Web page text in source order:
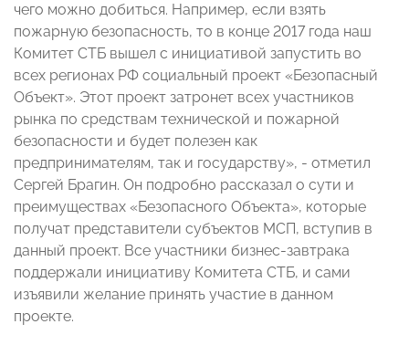
чего можно добиться. Например, если взять
пожарную безопасность, то в конце 2017 года наш
Комитет СТБ вышел с инициативой запустить во
всех регионах РФ социальный проект «Безопасный
Объект». Этот проект затронет всех участников
рынка по средствам технической и пожарной
безопасности и будет полезен как
предпринимателям, так и государству», - отметил
Сергей Брагин. Он подробно рассказал о сути и
преимуществах «Безопасного Объекта», которые
получат представители субъектов МСП, вступив в
данный проект. Все участники бизнес-завтрака
поддержали инициативу Комитета СТБ, и сами
изъявили желание принять участие в данном
проекте.